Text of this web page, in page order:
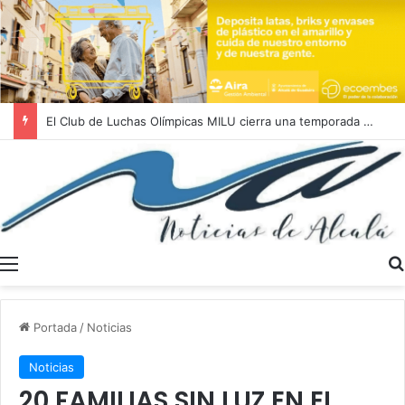
El Club de Luchas Olímpicas MILU cierra una temporada 2025/2026 histórica con un récord de 262 medallas
Portada / Noticias
Noticias